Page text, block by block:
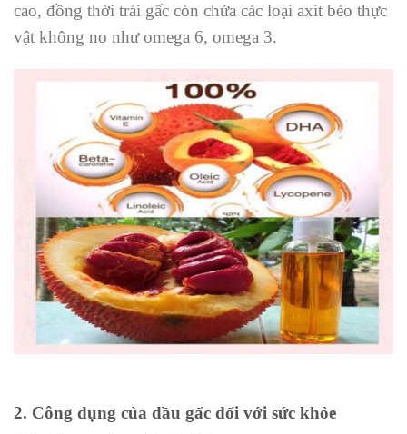
cao, đồng thời trái gấc còn chứa các loại axit béo thực
vật không no như omega 6, omega 3.
2. Công dụng của dầu gấc đối với sức khỏe